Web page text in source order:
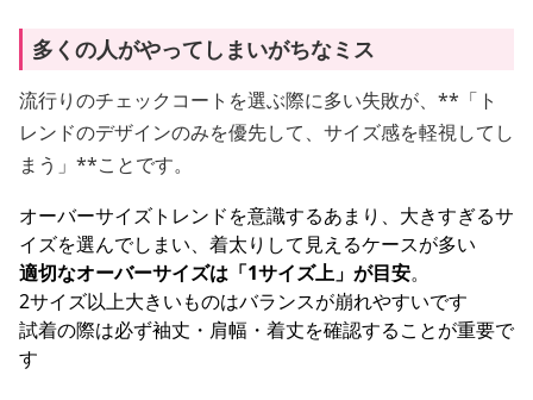
多くの人がやってしまいがちなミス
流行りのチェックコートを選ぶ際に多い失敗が、**「ト
レンドのデザインのみを優先して、サイズ感を軽視してし
まう」**ことです。
オーバーサイズトレンドを意識するあまり、大きすぎるサ
イズを選んでしまい、着太りして見えるケースが多い
適切なオーバーサイズは「1サイズ上」が目安。
2サイズ以上大きいものはバランスが崩れやすいです
試着の際は必ず袖丈・肩幅・着丈を確認することが重要で
す